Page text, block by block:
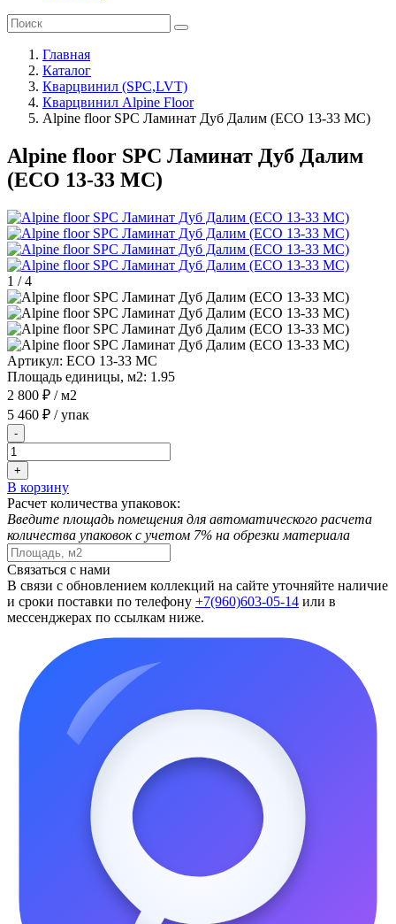
Главная
Каталог
Кварцвинил (SPC,LVT)
Кварцвинил Alpine Floor
Alpine floor SPC Ламинат Дуб Далим (ЕСО 13-33 MC)
Alpine floor SPC Ламинат Дуб Далим
(ЕСО 13-33 MC)
1 /4
Артикул: ЕСО 13-33 MC
Площадь единицы, м2: 1.95
2 800 ₽ / м2
5 460 ₽ / упак
-
+
В корзину
Расчет количества упаковок:
Введите площадь помещения для автоматического расчета
количества упаковок с учетом 7% на обрезки материала
Связаться с нами
В связи с обновлением коллекций на сайте уточняйте наличие
и сроки поставки по телефону +7(960)603-05-14 или в
мессенджерах по ссылкам ниже.